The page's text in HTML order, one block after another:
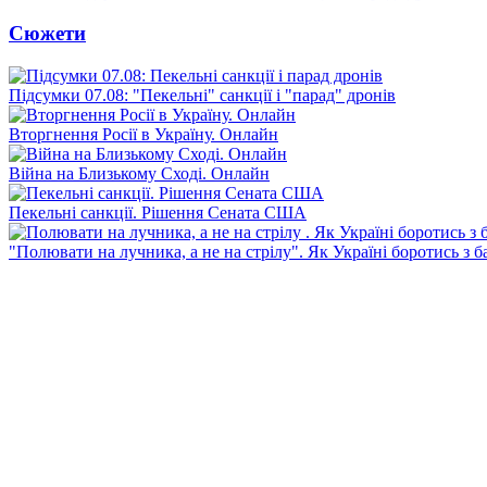
Сюжети
Підсумки 07.08: "Пекельні" санкції і "парад" дронів
Вторгнення Росії в Україну. Онлайн
Війна на Близькому Сході. Онлайн
Пекельні санкції. Рішення Сената США
"Полювати на лучника, а не на стрілу". Як Україні боротись з